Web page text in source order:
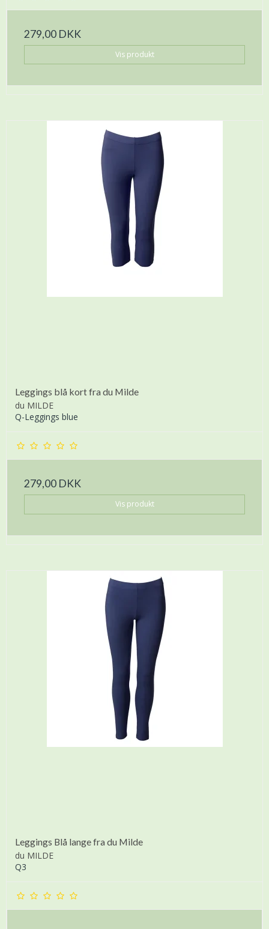
279,00 DKK
Vis produkt
Leggings blå kort fra du Milde
du MILDE
Q-Leggings blue
279,00 DKK
Vis produkt
Leggings Blå lange fra du Milde
du MILDE
Q3